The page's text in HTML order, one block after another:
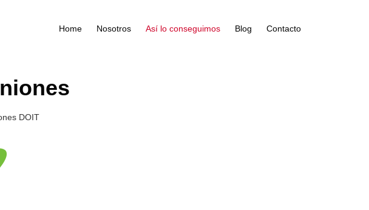
Home Nosotros Así lo conseguimos Blog Contacto
DOIT